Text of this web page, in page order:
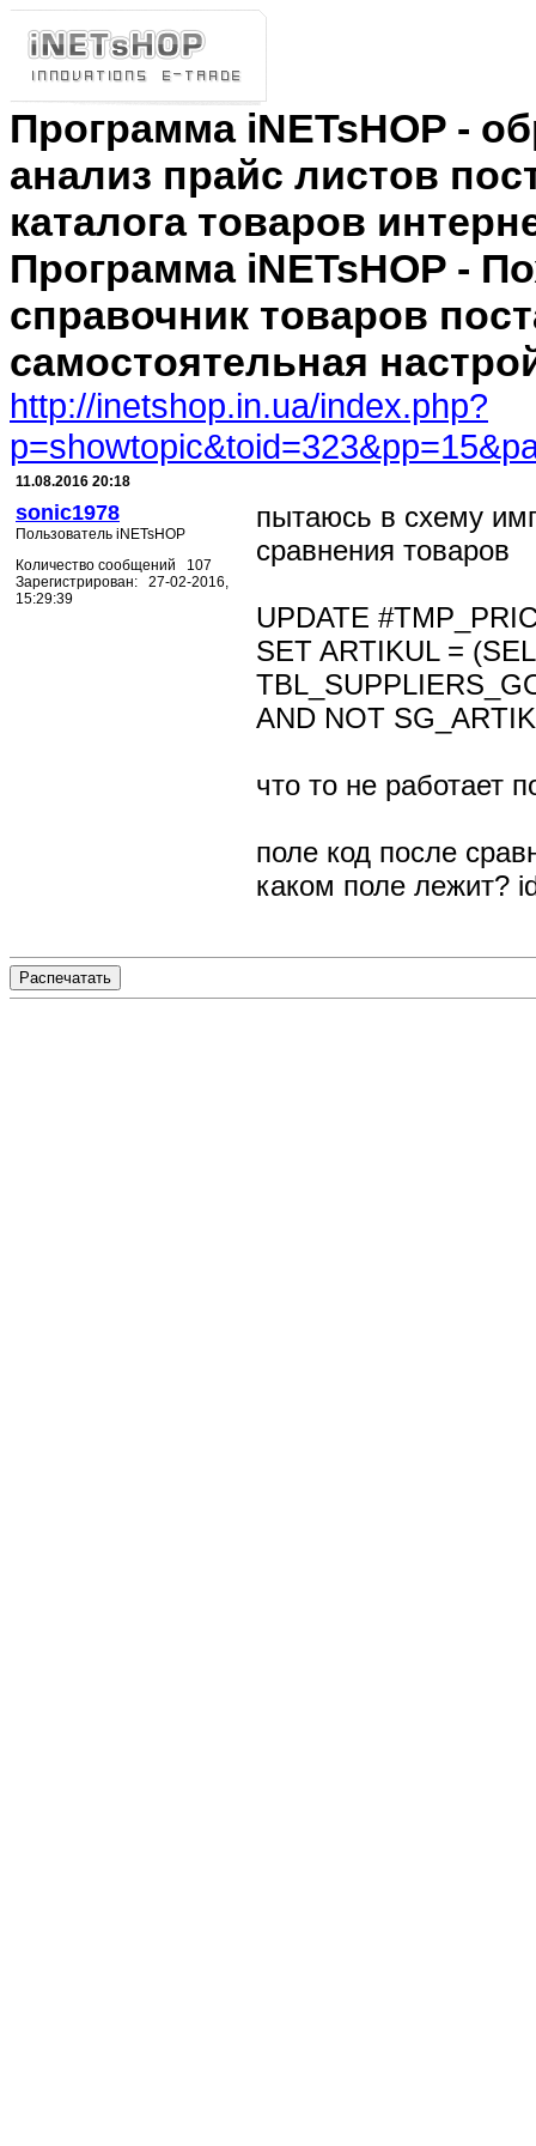
Программа iNETsHOP -
анализ прайс листов
каталога товаров
Программа iNETsHOP -
справочник товаров
самостоятельная
http://inetshop.in.ua/index.php?
11.08.2016 20:18
sonic1978
Пользователь iNETsHOP
Количество сообщений 107
Зарегистрирован: 27-02-2016,
15:29:39
пытаюсь в схему
сравнения товаров
UPDATE
SET ARTIKUL =
AND NOT
что то не работает
поле код после
каком поле лежит?